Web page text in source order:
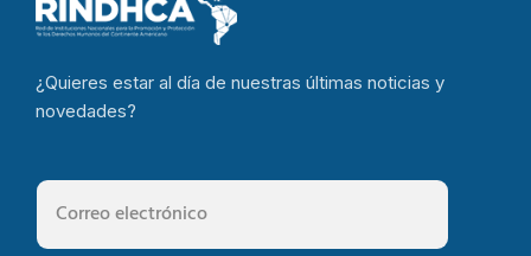
¿Quieres estar al día de nuestras últimas noticias y
novedades?